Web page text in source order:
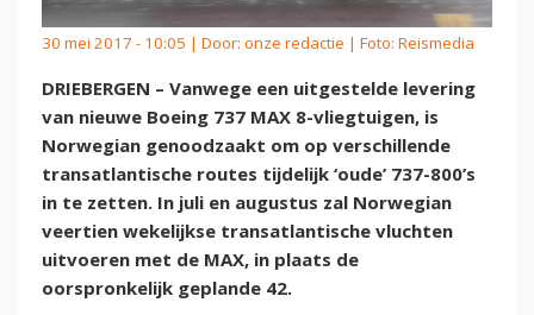
30 mei 2017 - 10:05 | Door: onze redactie | Foto: Reismedia
DRIEBERGEN – Vanwege een uitgestelde levering
van nieuwe Boeing 737 MAX 8-vliegtuigen, is
Norwegian genoodzaakt om op verschillende
transatlantische routes tijdelijk ‘oude’ 737-800’s
in te zetten. In juli en augustus zal Norwegian
veertien wekelijkse transatlantische vluchten
uitvoeren met de MAX, in plaats de
oorspronkelijk geplande 42.